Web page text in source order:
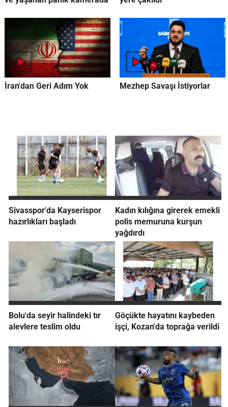
İran'dan Geri Adım Yok Mezhep Savaşı İstiyorlar
Sivasspor'da Kayserispor
hazırlıkları başladı
Kadın kılığına girerek emekli
polis memuruna kurşun
yağdırdı
Bolu'da seyir halindeki tır
alevlere teslim oldu
Göçükte hayatını kaybeden
işçi, Kozan'da toprağa verildi